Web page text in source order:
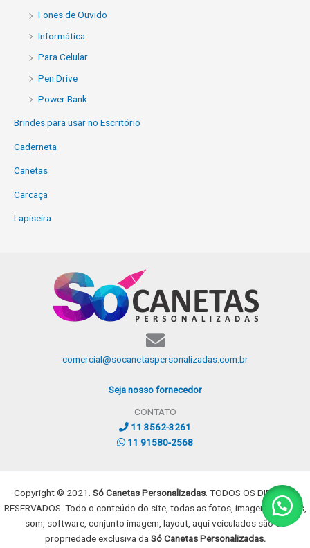
Fones de Ouvido
Informática
Para Celular
Pen Drive
Power Bank
Brindes para usar no Escritório
Caderneta
Canetas
Carcaça
Lapiseira
comercial@socanetaspersonalizadas.com.br
Seja nosso fornecedor
CONTATO
11 3562-3261
11 91580-2568
Copyright © 2021. Só Canetas Personalizadas . TODOS OS DIREITOS
RESERVADOS. Todo o conteúdo do site, todas as fotos, imagens, dizeres,
som, software, conjunto imagem, layout, aqui veiculados são de
propriedade exclusiva da Só Canetas Personalizadas.